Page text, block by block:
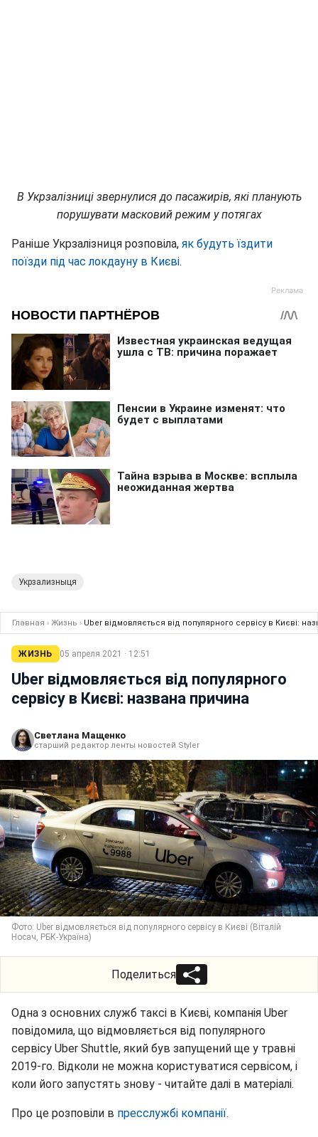
В Укрзалізниці звернулися до пасажирів, які планують
порушувати масковий режим у потягах
Раніше Укрзалізниця розповіла, як будуть їздити
поїзди під час локдауну в Києві.
Укрзализныця
Главная › Жизнь › Uber відмовляється від популярного сервісу в Києві:
ЖИЗНЬ 05 апреля 2021 · 12:51
Uber відмовляється від популярного
сервісу в Києві: названа причина
Светлана Мащенко
старший редактор ленты новостей Styler
Фото: Uber відмовляється від популярного сервісу в Києві (Віталій
Носач, РБК-Україна)
Поделиться
Одна з основних служб таксі в Києві, компанія Uber
повідомила, що відмовляється від популярного
сервісу Uber Shuttle, який був запущений ще у травні
2019-го. Відколи не можна користуватися сервісом, і
коли його запустять знову - читайте далі в матеріалі.
Про це розповіли в пресслужбі компанії.